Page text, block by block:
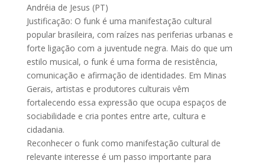
Andréia de Jesus (PT)
Justificação: O funk é uma manifestação cultural
popular brasileira, com raízes nas periferias urbanas e
forte ligação com a juventude negra. Mais do que um
estilo musical, o funk é uma forma de resistência,
comunicação e afirmação de identidades. Em Minas
Gerais, artistas e produtores culturais vêm
fortalecendo essa expressão que ocupa espaços de
sociabilidade e cria pontes entre arte, cultura e
cidadania.
Reconhecer o funk como manifestação cultural de
relevante interesse é um passo importante para